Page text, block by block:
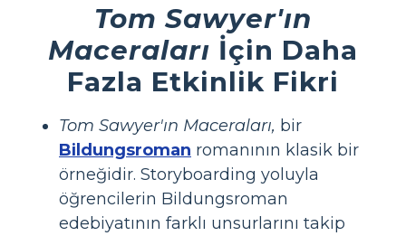
Tom Sawyer'ın
Maceraları İçin Daha
Fazla Etkinlik Fikri
Tom Sawyer'ın Maceraları, bir
Bildungsroman romanının klasik bir
örneğidir. Storyboarding yoluyla
öğrencilerin Bildungsroman
edebiyatının farklı unsurlarını takip